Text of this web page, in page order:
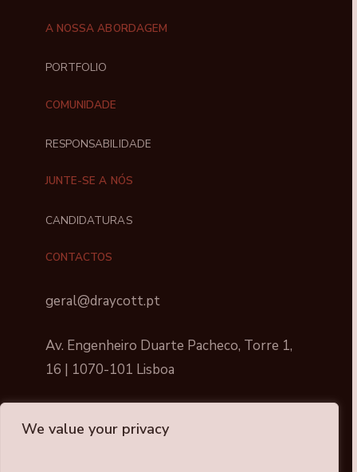
We value your privacy
A NOSSA ABORDAGEM
PORTFOLIO
COMUNIDADE
RESPONSABILIDADE
JUNTE-SE A NÓS
CANDIDATURAS
CONTACTOS
geral@draycott.pt
Av. Engenheiro Duarte Pacheco, Torre 1,
16 | 1070-101 Lisboa